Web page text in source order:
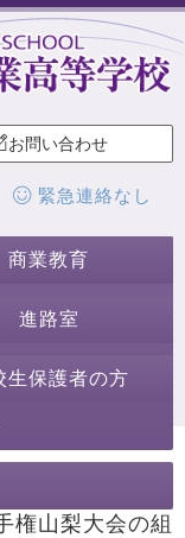
お問い合わせ
緊急連絡なし
商業教育
進路室
生保護者の方
権山梨大会の組